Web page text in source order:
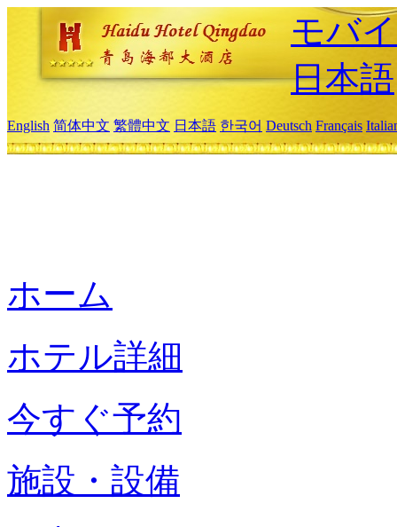
モバ
日本語
English 简体中文 繁體中文 日本語 한국어 Deutsch Français
ホーム
ホテル詳細
今すぐ予約
施設・設備